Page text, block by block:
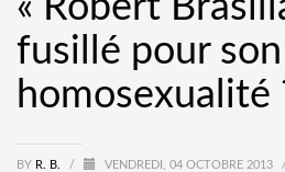
fusillé pour son
homosexualité
BY R. B. / VENDREDI, 04 OCTOBRE 2013 /